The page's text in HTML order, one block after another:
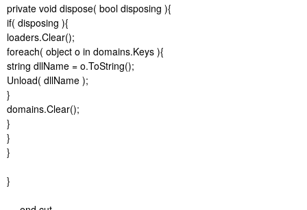
private void dispose( bool disposing ){
if( disposing ){
loaders.Clear();
foreach( object o in domains.Keys ){
string dllName = o.ToString();
Unload( dllName );
}
domains.Clear();
}
}
}
}